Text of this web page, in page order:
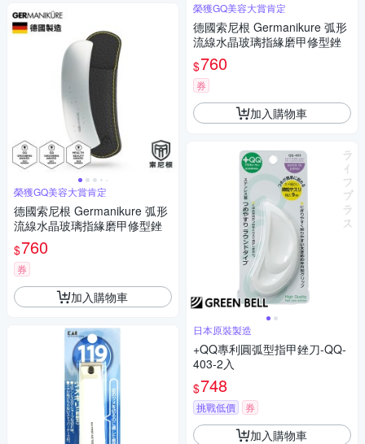
榮獲GQ美容大賞肯定
德國索尼根 Germanikure 弧形
流線水晶玻璃指緣磨甲修型銼
$760
券
加入購物車
榮獲GQ美容大賞肯定
德國索尼根 Germanikure 弧形
流線水晶玻璃指緣磨甲修型銼
$760
券
加入購物車
日本原裝製造
+QQ專利圓弧型指甲銼刀-QQ-
403-2入
$748
挑戰低價 券
加入購物車